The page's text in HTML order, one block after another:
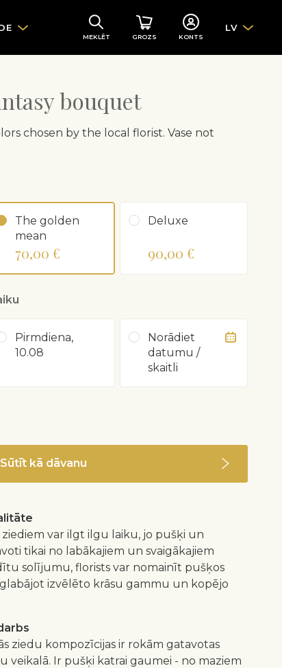
MEKLĒT GROZS KONTS
LV
bouquet
chosen by the local florist. Vase not
The golden
mean
70,00 €
Deluxe
90,00 €
Pirmdiena,
10.08
Norādiet
datumu /
skaitli
Sūtīt kā dāvanu
var ilgt ilgu laiku, jo pušķi un
tikai no labākajiem un svaigākajiem
solījumu, florists var nomainīt pušķos
izvēlēto krāsu gammu un kopējo
ziedu kompozīcijas ir rokām gatavotas
veikalā. Ir pušķi katrai gaumei - no maziem